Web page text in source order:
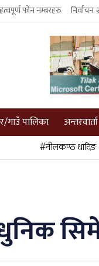
फोन नम्बरहरु
गाउँ पालिका अन्तरवार्ता
#नीलकण्ठ धादिङ